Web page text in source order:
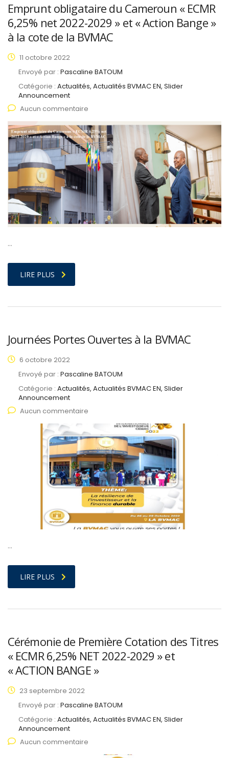
Emprunt obligataire du Cameroun « ECMR
6,25% net 2022-2029 » et « Action Bange »
à la cote de la BVMAC
11 octobre 2022
Envoyé par : Pascaline BATOUM
Catégorie : Actualités, Actualités BVMAC EN, Slider
Announcement
Aucun commentaire
…
LIRE PLUS
Journées Portes Ouvertes à la BVMAC
6 octobre 2022
Envoyé par : Pascaline BATOUM
Catégorie : Actualités, Actualités BVMAC EN, Slider
Announcement
Aucun commentaire
…
LIRE PLUS
Cérémonie de Première Cotation des Titres
« ECMR 6,25% NET 2022-2029 » et
« ACTION BANGE »
23 septembre 2022
Envoyé par : Pascaline BATOUM
Catégorie : Actualités, Actualités BVMAC EN, Slider
Announcement
Aucun commentaire